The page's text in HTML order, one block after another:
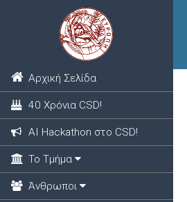
Αρχική Σελίδα
40 Χρόνια CSD!
ΑΙ Hackathon στο CSD!
Το Τμήμα
Άνθρωποι